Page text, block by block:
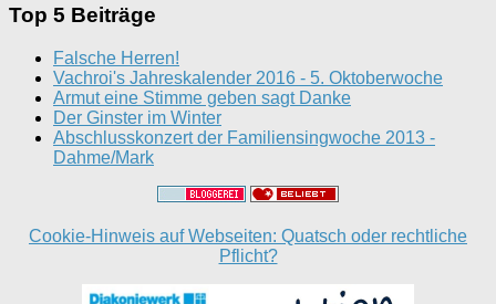
Top 5 Beiträge
Falsche Herren!
Vachroi's Jahreskalender 2016 - 5. Oktoberwoche
Armut eine Stimme geben sagt Danke
Der Ginster im Winter
Abschlusskonzert der Familiensingwoche 2013 -
Dahme/Mark
Cookie-Hinweis auf Webseiten: Quatsch oder rechtliche
Pflicht?